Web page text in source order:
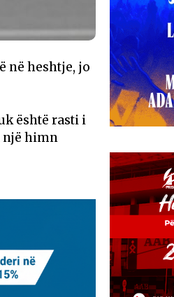
në heshtje, jo
është rasti i
një himn